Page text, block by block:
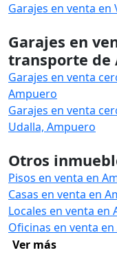
Garajes en venta en
Garajes en
transporte de
Garajes en venta
Ampuero
Garajes en venta
Udalla, Ampuero
Otros
Pisos en venta en
Casas en venta en
Locales en venta en
Oficinas en venta
Ver más